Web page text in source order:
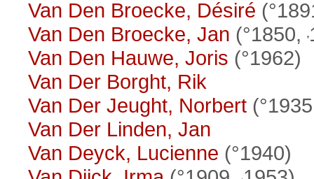
Van Den Broecke, Désiré
Van Den Broecke, Jan (°1850,
Van Den Hauwe, Joris (°1962)
Van Der Borght, Rik
Van Der Jeught, Norbert
Van Der Linden, Jan
Van Deyck, Lucienne (°1940)